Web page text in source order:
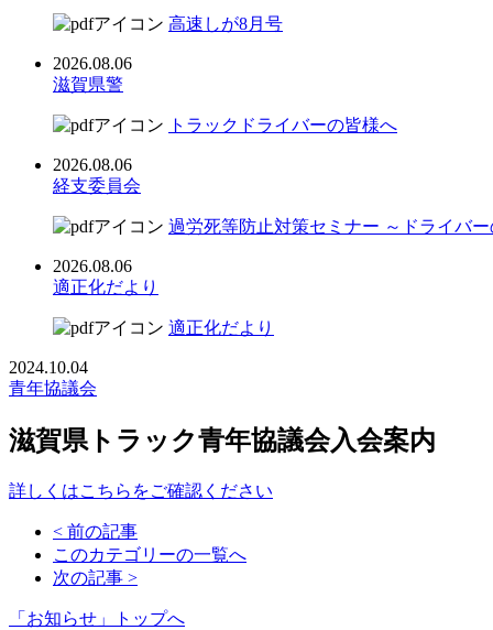
高速しが8月号
2026.08.06
滋賀県警
トラックドライバーの皆様へ
2026.08.06
経支委員会
過労死等防止対策セミナー ～ドライバ
2026.08.06
適正化だより
適正化だより
2024.10.04
青年協議会
滋賀県トラック青年協議会入会案内
詳しくはこちらをご確認ください
< 前の記事
このカテゴリーの一覧へ
次の記事 >
「お知らせ」トップへ